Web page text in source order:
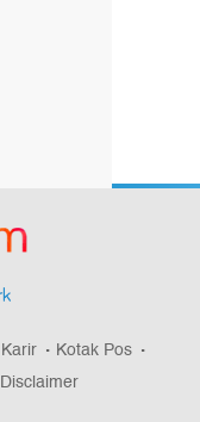
Karir
Kotak Pos
Disclaimer